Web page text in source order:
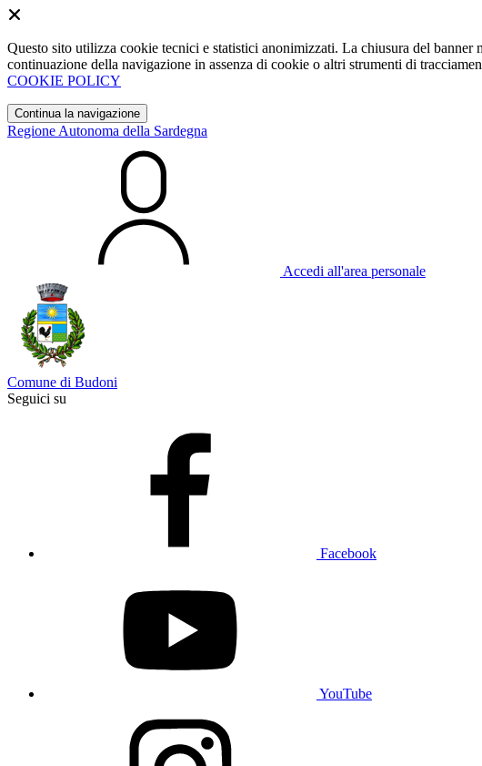
Questo sito utilizza cookie tecnici e statistici anonimizzati. La chiusura del
continuazione della navigazione in assenza di cookie o altri strumenti di
COOKIE POLICY
Continua la navigazione
Regione Autonoma della Sardegna
Accedi all'area personale
Comune di Budoni
Seguici su
Facebook
YouTube